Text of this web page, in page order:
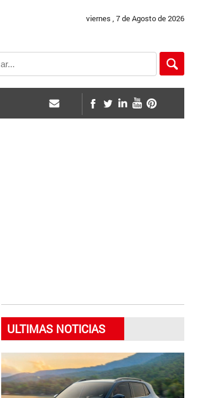
viernes , 7 de Agosto de 2026
ULTIMAS NOTICIAS